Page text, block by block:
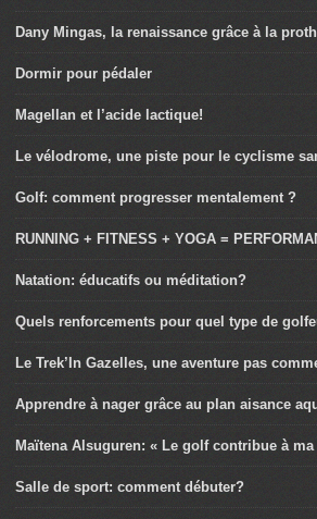
Dany Mingas, la renaissance grâce à la
Dormir pour pédaler
Magellan et l’acide lactique!
Le vélodrome, une piste pour le cyclisme
Golf: comment progresser mentalement ?
RUNNING + FITNESS + YOGA =
Natation: éducatifs ou méditation?
Quels renforcements pour quel type de
Le Trek’In Gazelles, une aventure pas
Apprendre à nager grâce au plan aisance
Maïtena Alsuguren: « Le golf contribue à
Salle de sport: comment débuter?